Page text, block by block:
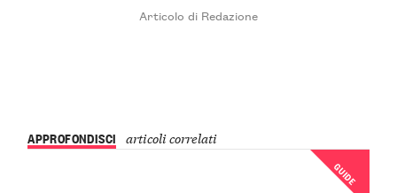
Articolo di Redazione
APPROFONDISCI articoli correlati
GUIDE